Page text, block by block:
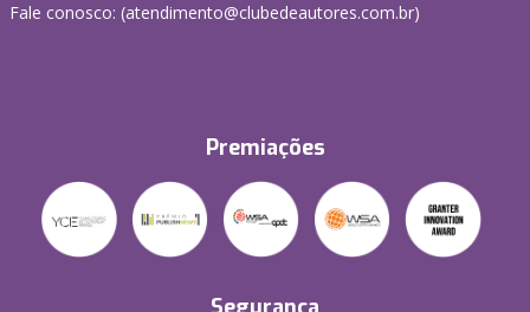
Fale conosco: (atendimento@clubedeautores.com.br)
Premiações